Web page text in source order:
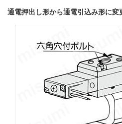
通電押出し形から通電引込み形に変